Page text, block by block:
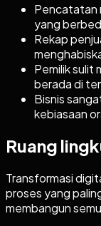
Pencatatan
yang
Rekap
Pemilik sulit
berada di
Bisnis
kebiasaan
Ruang
Transformasi
proses yang
membangun